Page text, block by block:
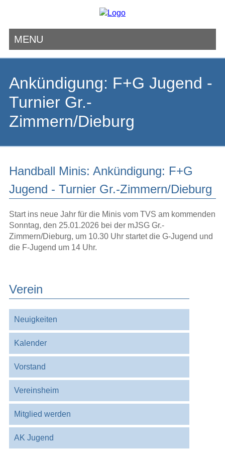
MENU
Ankündigung: F+G Jugend -
Turnier Gr.-
Zimmern/Dieburg
Handball Minis: Ankündigung: F+G
Jugend - Turnier Gr.-Zimmern/Dieburg
Start ins neue Jahr für die Minis vom TVS am kommenden
Sonntag, den 25.01.2026 bei der mJSG Gr.-
Zimmern/Dieburg, um 10.30 Uhr startet die G-Jugend und
die F-Jugend um 14 Uhr.
Verein
überspringen
Neuigkeiten
Kalender
Vorstand
Vereinsheim
Mitglied werden
AK Jugend